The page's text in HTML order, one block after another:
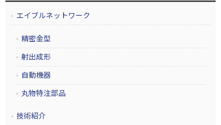
エイブルネットワーク
精密金型
射出成形
自動機器
丸物特注部品
技術紹介